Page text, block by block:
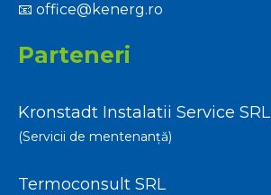
📧 office@kenerg.ro
Parteneri
Kronstadt Instalatii Service SRL
(Servicii de mentenanță)
Termoconsult SRL